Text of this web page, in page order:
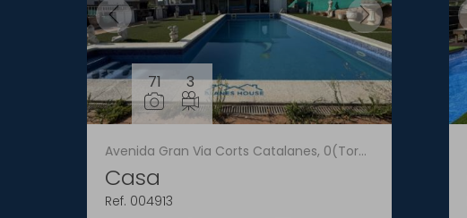
71 3
Avenida Gran Via Corts Catalanes, 0(Tordera)
Casa
Ref. 004913